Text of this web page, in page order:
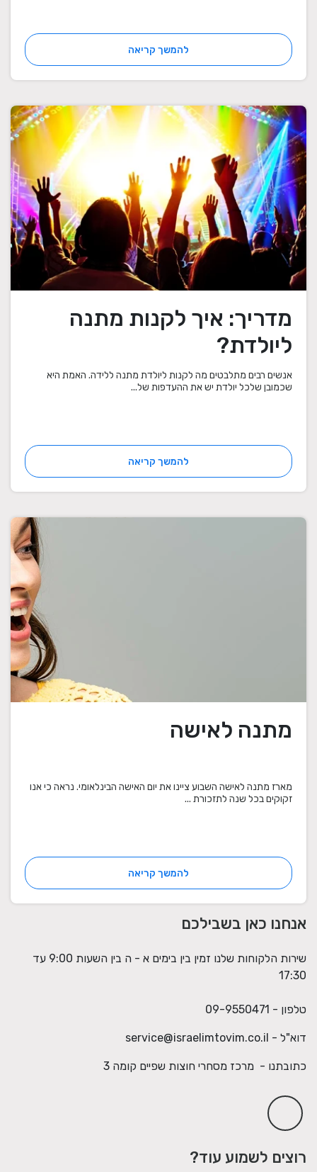
להמשך קריאה
מדריך: איך לקנות מתנה
ליולדת?
אנשים רבים מתלבטים מה לקנות ליולדת מתנה ללידה. האמת היא
שכמובן שלכל יולדת יש את ההעדפות של...
להמשך קריאה
מתנה לאישה
מארז מתנה לאישה השבוע ציינו את יום האישה הבינלאומי. נראה כי אנו
זקוקים בכל שנה לתזכורת ...
להמשך קריאה
אנחנו כאן בשבילכם
שירות הלקוחות שלנו זמין בין בימים א - ה בין השעות 9:00 עד
17:30
טלפון - 09-9550471
דוא"ל - service@israelimtovim.co.il
כתובתנו - מרכז מסחרי חוצות שפיים קומה 3
רוצים לשמוע עוד?